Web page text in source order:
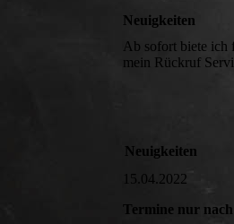
Neuigkeiten
Ab sofort biete ich
mein Rückruf
Neuigkeiten
15.04.2022
Termine nur